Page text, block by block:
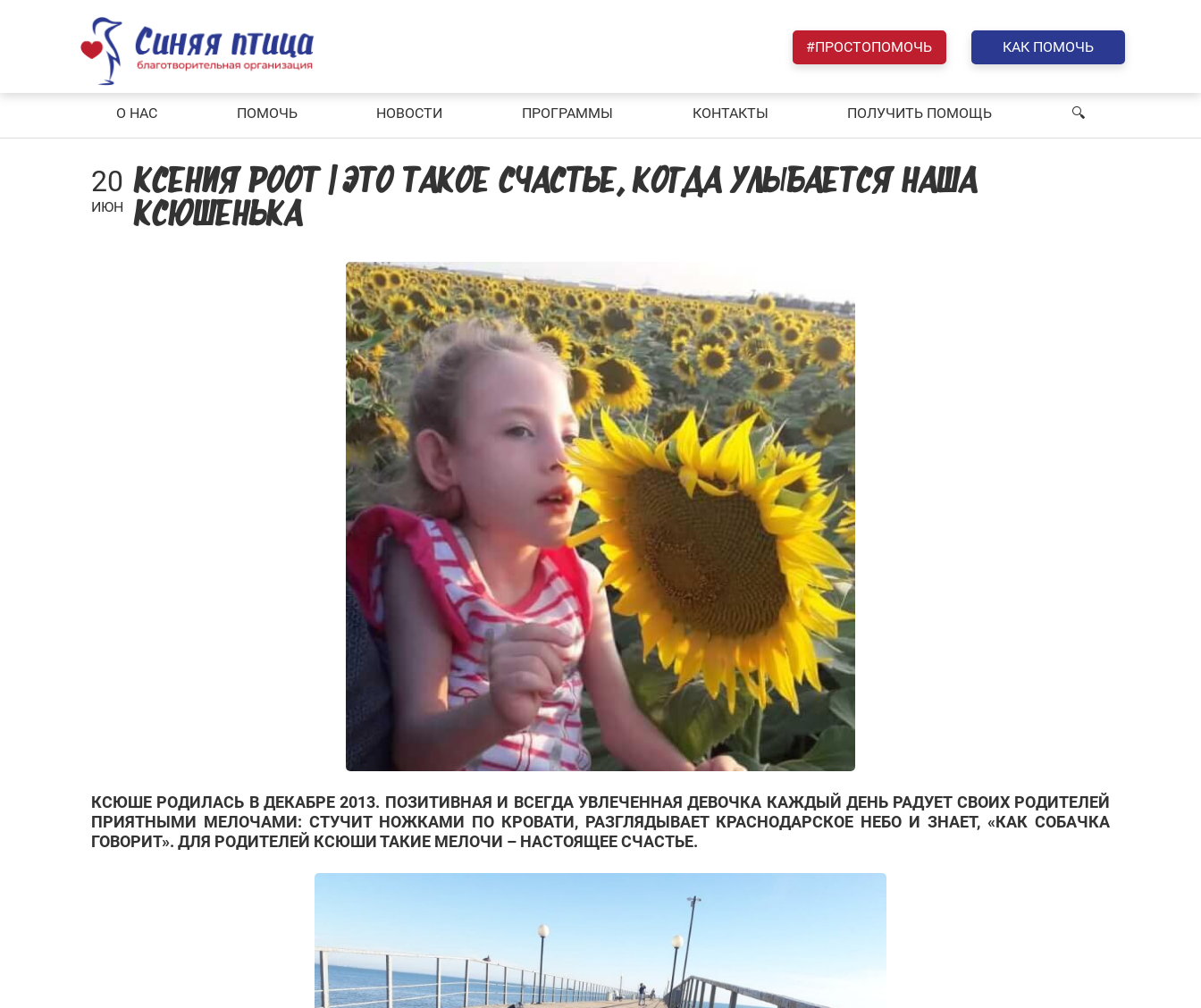
#ПРОСТОПОМОЧЬ КАК ПОМОЧЬ
О НАС ПОМОЧЬ НОВОСТИ ПРОГРАММЫ КОНТАКТЫ ПОЛУЧИТЬ ПОМОЩЬ 🔍︎
20
ИЮН
КСЕНИЯ РООТ | ЭТО ТАКОЕ СЧАСТЬЕ, КОГДА УЛЫБАЕТСЯ НАША
КСЮШЕНЬКА
КСЮШЕ РОДИЛАСЬ В ДЕКАБРЕ 2013. ПОЗИТИВНАЯ И ВСЕГДА УВЛЕЧЕННАЯ ДЕВОЧКА КАЖДЫЙ ДЕНЬ РАДУЕТ СВОИХ РОДИТЕЛЕЙ
ПРИЯТНЫМИ МЕЛОЧАМИ: СТУЧИТ НОЖКАМИ ПО КРОВАТИ, РАЗГЛЯДЫВАЕТ КРАСНОДАРСКОЕ НЕБО И ЗНАЕТ, «КАК СОБАЧКА
ГОВОРИТ». ДЛЯ РОДИТЕЛЕЙ КСЮШИ ТАКИЕ МЕЛОЧИ – НАСТОЯЩЕЕ СЧАСТЬЕ.